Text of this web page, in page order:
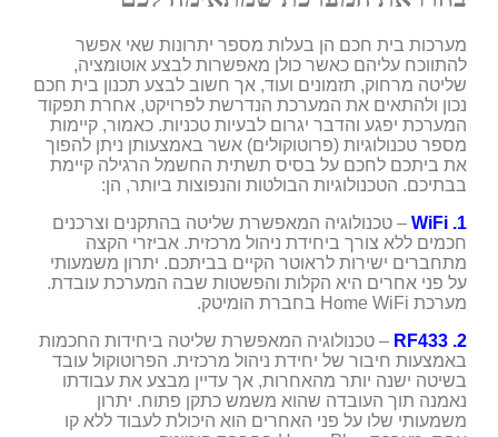
מערכות בית חכם הן בעלות מספר יתרונות שאי אפשר
להתווכח עליהם כאשר כולן מאפשרות לבצע אוטומציה,
שליטה מרחוק, תזמונים ועוד, אך חשוב לבצע תכנון בית חכם
נכון ולהתאים את המערכת הנדרשת לפרויקט, אחרת תפקוד
המערכת יפגע והדבר יגרום לבעיות טכניות. כאמור, קיימות
מספר טכנולוגיות (פרוטוקולים) אשר באמצעותן ניתן להפוך
את ביתכם לחכם על בסיס תשתית החשמל הרגילה קיימת
בבתיכם. הטכנולוגיות הבולטות והנפוצות ביותר, הן:
1.
WiFi – טכנולוגיה המאפשרת שליטה בהתקנים וצרכנים
חכמים ללא צורך ביחידת ניהול מרכזית. אביזרי הקצה
מתחברים ישירות לראוטר הקיים בביתכם. יתרון משמעותי
על פני אחרים היא הקלות והפשטות שבה המערכת עובדת.
מערכת Home WiFi בחברת הומיטק.
2.
RF433 – טכנולוגיה המאפשרת שליטה ביחידות החכמות
באמצעות חיבור של יחידת ניהול מרכזית. הפרוטוקול עובד
בשיטה ישנה יותר מהאחרות, אך עדיין מבצע את עבודתו
נאמנה תוך העובדה שהוא משמש כתקן פתוח. יתרון
משמעותי שלו על פני האחרים הוא היכולת לעבוד ללא קו